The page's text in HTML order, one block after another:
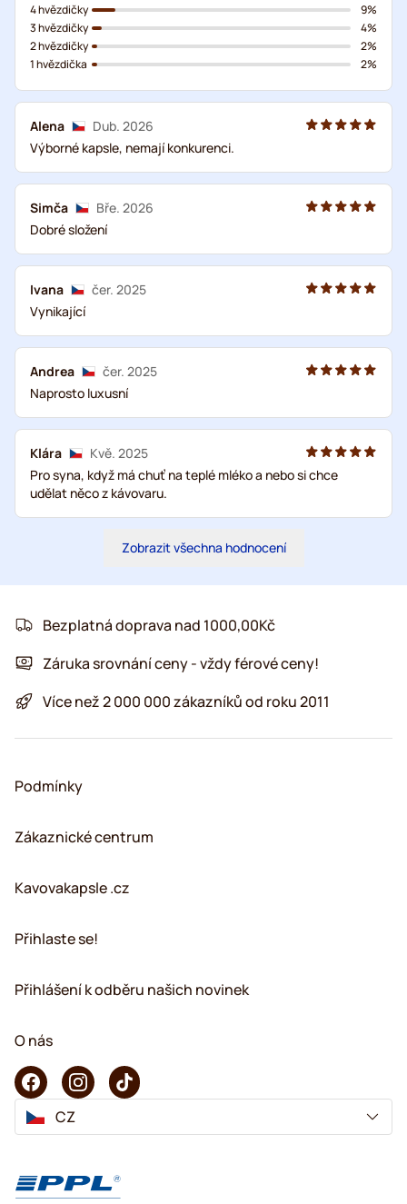
4 hvězdičky
3 hvězdičky
2 hvězdičky
1 hvězdička
9%
4%
2%
2%
Alena
Dub. 2026
Výborné kapsle, nemají konkurenci.
Simča
Bře. 2026
Dobré složení
Ivana
čer. 2025
Vynikající
Andrea
čer. 2025
Naprosto luxusní
Klára
Kvě. 2025
Pro syna, když má chuť na teplé mléko a nebo si chce
udělat něco z kávovaru.
Zobrazit všechna hodnocení
Bezplatná doprava nad 1000,00Kč
Záruka srovnání ceny - vždy férové ceny!
Více než 2 000 000 zákazníků od roku 2011
Podmínky
Zákaznické centrum
Kavovakapsle .cz
Přihlaste se!
Přihlášení k odběru našich novinek
O nás
CZ